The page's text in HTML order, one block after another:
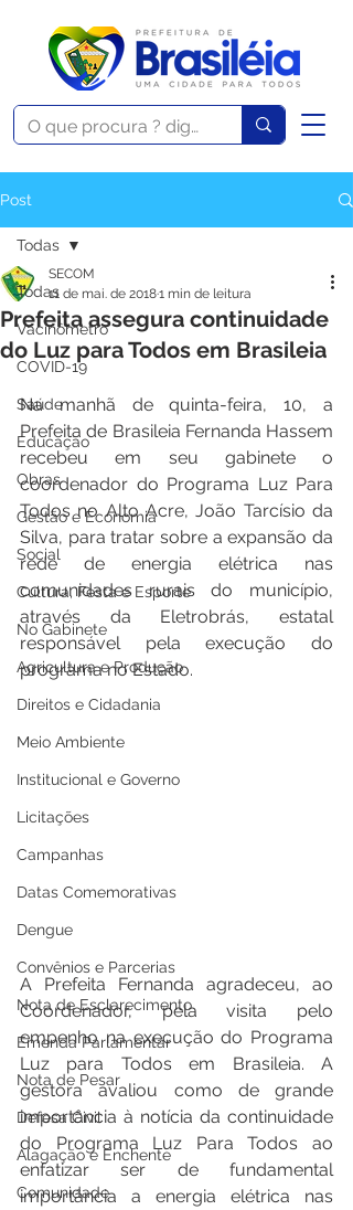
Post
Todas
Vacinômetro
COVID-19
Saúde
Educação
Obras
Gestão e Economia
Social
Cultura, Festa e Esporte
No Gabinete
Agricultura e Produção
Direitos e Cidadania
Meio Ambiente
Institucional e Governo
Licitações
Campanhas
Datas Comemorativas
Dengue
Convênios e Parcerias
Nota de Esclarecimento
Emenda Parlamentar
Nota de Pesar
Defesa Civil
Alagação e Enchente
Comunidade
Todas
Prefeita assegura continuidade
do Luz para Todos em Brasileia
SECOM
11 de mai. de 20181 min de leitura
Na manhã de quinta-feira, 10, a
Prefeita de Brasileia Fernanda Hassem
recebeu em seu gabinete o
coordenador do Programa Luz Para
Todos no Alto Acre, João Tarcísio da
Silva, para tratar sobre a expansão da
rede de energia elétrica nas
comunidades rurais do município,
através da Eletrobrás, estatal
responsável pela execução do
programa no Estado.
A Prefeita Fernanda agradeceu, ao
Coordenador, pela visita pelo
empenho na execução do Programa
Luz para Todos em Brasileia. A
gestora avaliou como de grande
importância à notícia da continuidade
do Programa Luz Para Todos ao
enfatizar ser de fundamental
importância a energia elétrica nas